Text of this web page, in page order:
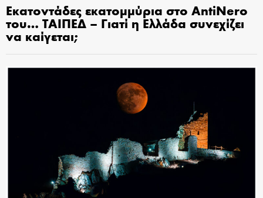
Εκατοντάδες εκατομμύρια στο AntiNero
του… ΤΑΙΠΕΔ – Γιατί η Ελλάδα συνεχίζει
να καίγεται;